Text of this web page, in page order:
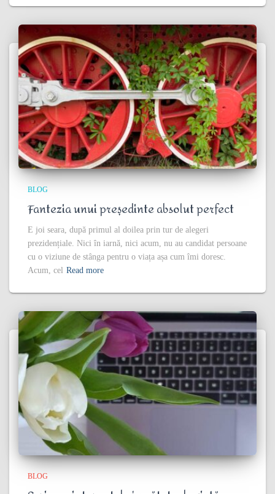
BLOG
Fantezia unui președinte absolut perfect
E joi seara, după primul al doilea prin tur de alegeri
prezidențiale. Nici în iarnă, nici acum, nu au candidat persoane
cu o viziune de stânga pentru o viața așa cum îmi doresc.
Acum, cel Read more
BLOG